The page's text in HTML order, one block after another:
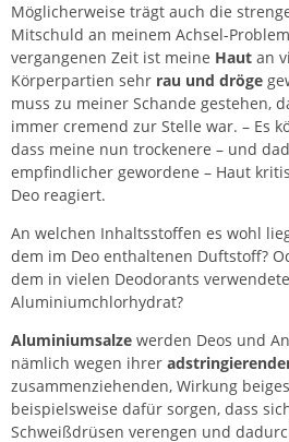
Möglicherweise trägt auch die
Mitschuld an meinem Achsel-
vergangenen Zeit ist meine Haut an
Körperpartien sehr rau und dröge
muss zu meiner Schande gestehen,
immer cremend zur Stelle war. – Es
dass meine nun trockenere – und
empfindlicher gewordene – Haut
Deo reagiert.
An welchen Inhaltsstoffen es wohl
dem im Deo enthaltenen Duftstoff?
dem in vielen Deodorants
Aluminiumchlorhydrat?
Aluminiumsalze werden Deos und
nämlich wegen ihrer
zusammenziehenden, Wirkung
beispielsweise dafür sorgen, dass
Schweißdrüsen verengen und